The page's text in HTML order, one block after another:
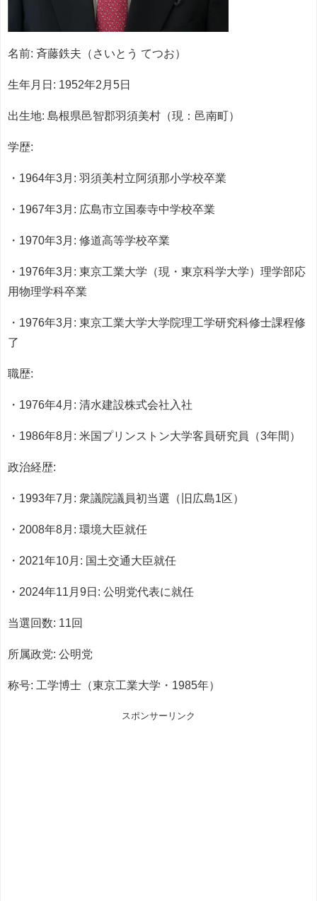
名前: 斉藤鉄夫（さいとう てつお）
生年月日: 1952年2月5日
出生地: 島根県邑智郡羽須美村（現：邑南町）
学歴:
・1964年3月: 羽須美村立阿須那小学校卒業
・1967年3月: 広島市立国泰寺中学校卒業
・1970年3月: 修道高等学校卒業
・1976年3月: 東京工業大学（現・東京科学大学）理学部応
用物理学科卒業
・1976年3月: 東京工業大学大学院理工学研究科修士課程修
了
職歴:
・1976年4月: 清水建設株式会社入社
・1986年8月: 米国プリンストン大学客員研究員（3年間）
政治経歴:
・1993年7月: 衆議院議員初当選（旧広島1区）
・2008年8月: 環境大臣就任
・2021年10月: 国土交通大臣就任
・2024年11月9日: 公明党代表に就任
当選回数: 11回
所属政党: 公明党
称号: 工学博士（東京工業大学・1985年）
スポンサーリンク